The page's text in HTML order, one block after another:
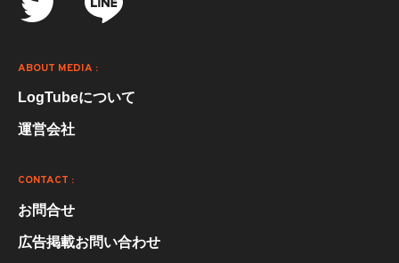
ABOUT MEDIA :
LogTubeについて
運営会社
CONTACT :
お問合せ
広告掲載お問い合わせ